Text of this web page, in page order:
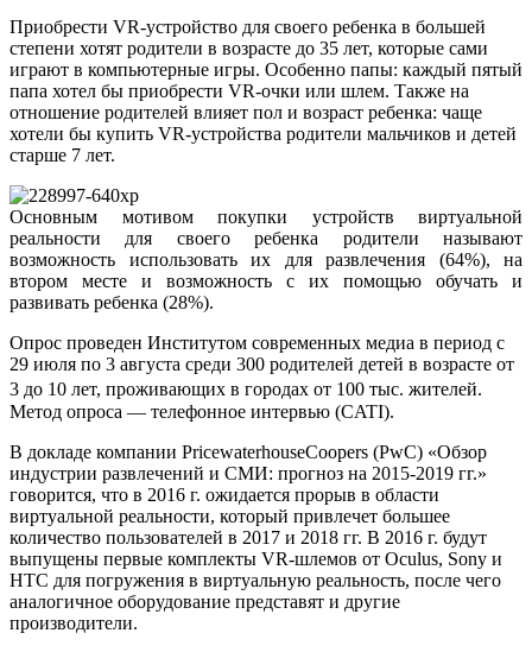
Приобрести VR-устройство для своего ребенка в большей
степени хотят родители в возрасте до 35 лет, которые сами
играют в компьютерные игры. Особенно папы: каждый пятый
папа хотел бы приобрести VR-очки или шлем. Также на
отношение родителей влияет пол и возраст ребенка: чаще
хотели бы купить VR-устройства родители мальчиков и детей
старше 7 лет.
Основным мотивом покупки устройств виртуальной
реальности для своего ребенка родители называют
возможность использовать их для развлечения (64%), на
втором месте и возможность с их помощью обучать и
развивать ребенка (28%).
Опрос проведен Институтом современных медиа в период с
29 июля по 3 августа среди 300 родителей детей в возрасте от
3 до 10 лет, проживающих в городах от 100 тыс. жителей.
Метод опроса — телефонное интервью (CATI).
В докладе компании PricewaterhouseCoopers (PwC) «Обзор
индустрии развлечений и СМИ: прогноз на 2015-2019 гг.»
говорится, что в 2016 г. ожидается прорыв в области
виртуальной реальности, который привлечет большее
количество пользователей в 2017 и 2018 гг. В 2016 г. будут
выпущены первые комплекты VR-шлемов от Oculus, Sony и
HTC для погружения в виртуальную реальность, после чего
аналогичное оборудование представят и другие
производители.